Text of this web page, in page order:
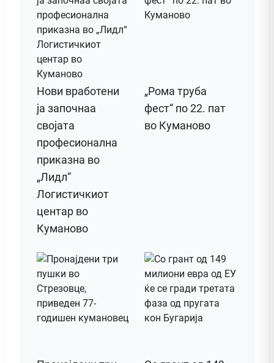
Нови вработени
ја започнаа
својата
професионална
приказна во
„Лидл“
Логистичкиот
центар во
Куманово
„Рома труба
фест“ по 22. пат
во Куманово